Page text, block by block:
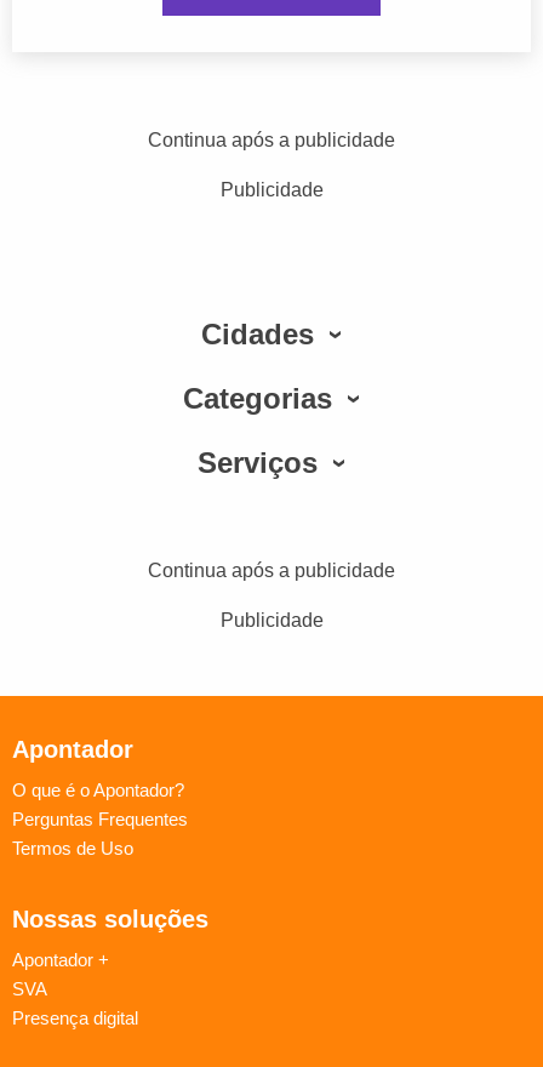
Continua após a publicidade
Publicidade
Cidades
Categorias
Serviços
Continua após a publicidade
Publicidade
Apontador
O que é o Apontador?
Perguntas Frequentes
Termos de Uso
Nossas soluções
Apontador +
SVA
Presença digital